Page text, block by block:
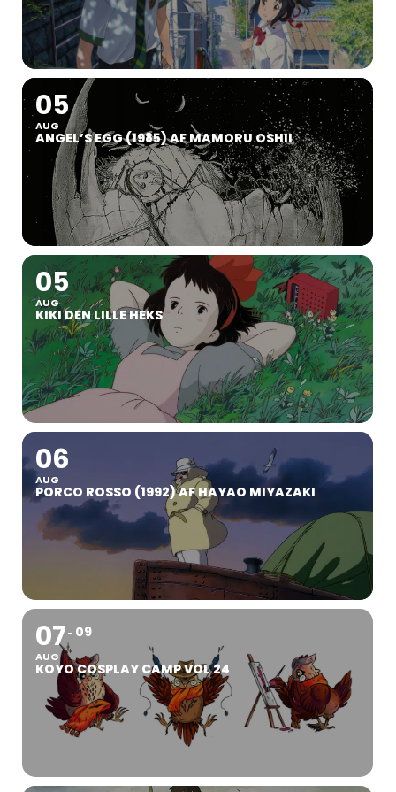
05
AUG
ANGEL’S EGG (1985) AF MAMORU OSHII
05
AUG
KIKI DEN LILLE HEKS
06
AUG
PORCO ROSSO (1992) AF HAYAO MIYAZAKI
07
AUG
09
KOYO COSPLAY CAMP VOL 24